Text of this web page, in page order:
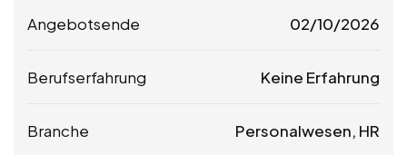
Angebotsende 02/10/2026
Berufserfahrung Keine Erfahrung
Branche Personalwesen, HR